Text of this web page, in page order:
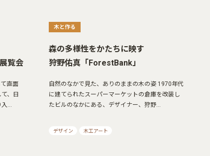
覧会
直面
、日
入…
木と作る
森の多様性をかたちに映す
狩野佑真「ForestBank」
自然のなかで見た、ありのままの木の姿 1970年代
に建てられたスーパーマーケットの倉庫を改装し
たビルのなかにある、デザイナー、狩野…
デザイン 木工アート